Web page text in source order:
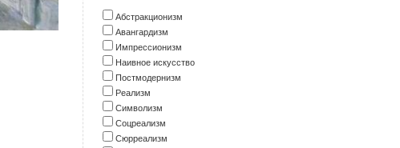
Абстракционизм
Авангардизм
Импрессионизм
Наивное искусство
Постмодернизм
Реализм
Символизм
Соцреализм
Сюрреализм